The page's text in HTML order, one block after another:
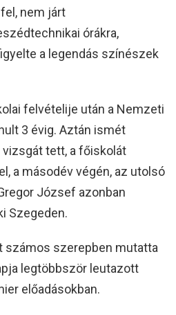
nem járt
órákra,
a legendás színészek
felvételije után a Nemzeti
3 évig. Aztán ismét
tett, a főiskolát
a másodév végén, az utolsó
József azonban
Szegeden.
számos szerepben mutatta
legtöbbször leutazott
előadásokban.